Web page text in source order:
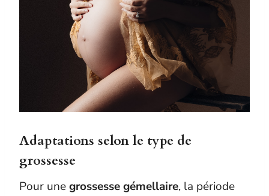
Adaptations selon le type de
grossesse
Pour unegrossesse gémellaire, la période